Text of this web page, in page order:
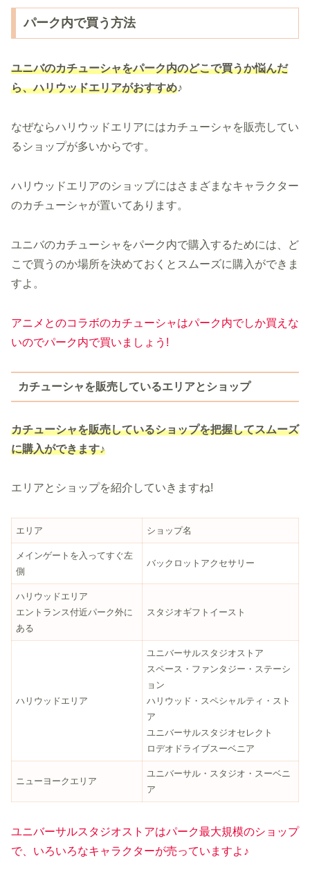
パーク内で買う方法
ユニバのカチューシャをパーク内のどこで買うか悩んだ
ら、ハリウッドエリアがおすすめ♪
なぜならハリウッドエリアにはカチューシャを販売してい
るショップが多いからです。
ハリウッドエリアのショップにはさまざまなキャラクター
のカチューシャが置いてあります。
ユニバのカチューシャをパーク内で購入するためには、ど
こで買うのか場所を決めておくとスムーズに購入ができま
すよ。
アニメとのコラボのカチューシャはパーク内でしか買えな
いのでパーク内で買いましょう!
カチューシャを販売しているエリアとショップ
カチューシャを販売しているショップを把握してスムーズ
に購入ができます♪
エリアとショップを紹介していきますね!
エリア ショップ名
メインゲートを入ってすぐ左
側
バックロットアクセサリー
ハリウッドエリア
エントランス付近パーク外に
ある
スタジオギフトイースト
ハリウッドエリア
ユニバーサルスタジオストア
スペース・ファンタジー・ステーシ
ョン
ハリウッド・スペシャルティ・スト
ア
ユニバーサルスタジオセレクト
ロデオドライブスーベニア
ニューヨークエリア
ユニバーサル・スタジオ・スーベニ
ア
ユニバーサルスタジオストアはパーク最大規模のショップ
で、いろいろなキャラクターが売っていますよ♪